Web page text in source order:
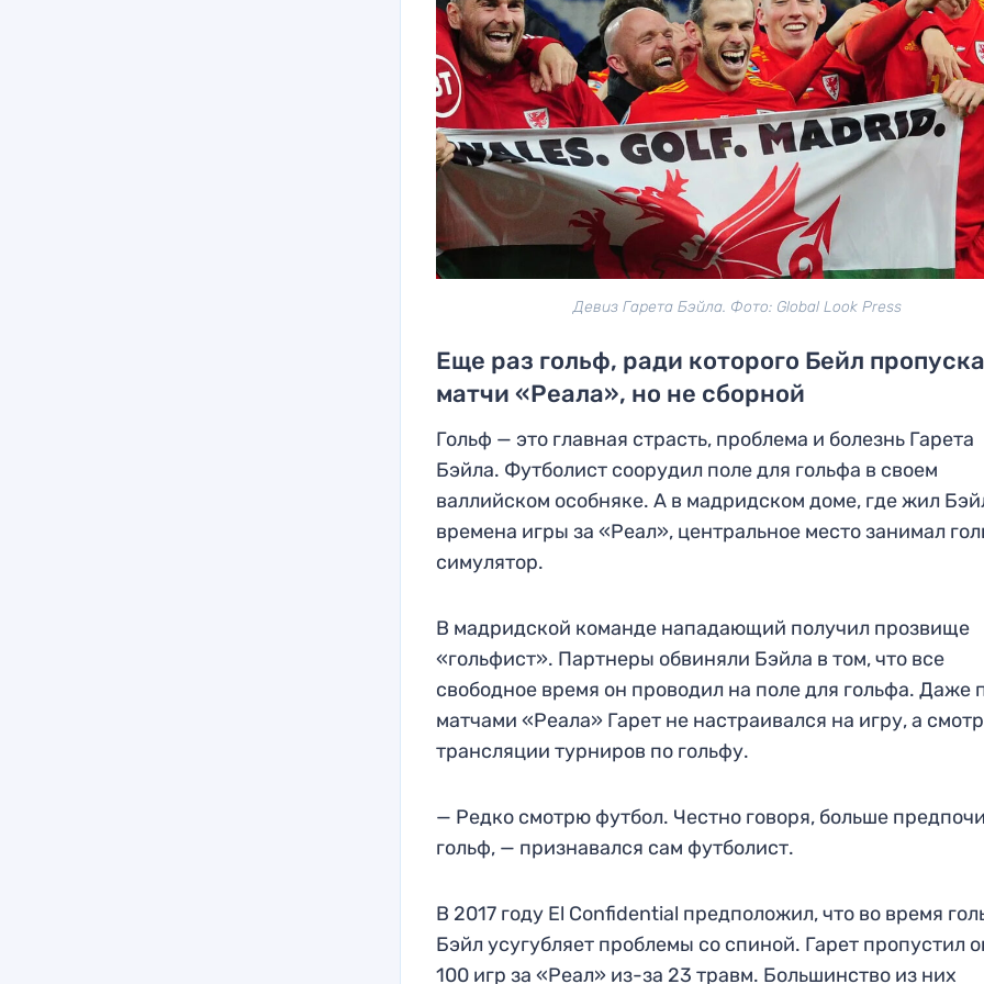
Девиз Гарета Бэйла. Фото: Global Look Press
Еще раз гольф, ради которого Бейл
матчи «Реала», но не сборной
Гольф — это главная страсть, проблема и болезнь Гарета
Бэйла. Футболист соорудил поле для гольфа в своем
валлийском особняке. А в мадридском доме, где жил
времена игры за «Реал», центральное место занимал
симулятор.
В мадридской команде нападающий получил прозвище
«гольфист». Партнеры обвиняли Бэйла в том, что все
свободное время он проводил на поле для гольфа. Даже
матчами «Реала» Гарет не настраивался на игру, а
трансляции турниров по гольфу.
— Редко смотрю футбол. Честно говоря, больше
гольф, — признавался сам футболист.
В 2017 году El Confidential предположил, что во время
Бэйл усугубляет проблемы со спиной. Гарет пропустил
100 игр за «Реал» из-за 23 травм. Большинство из них